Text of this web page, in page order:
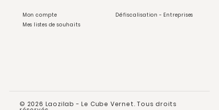
Mon compte
Mes listes de souhaits
Défiscalisation - Entreprises
© 2026 Laozilab - Le Cube Vernet. Tous droits